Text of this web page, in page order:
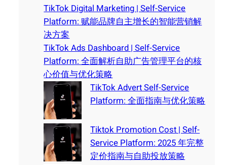
TikTok Digital Marketing | Self-Service
Platform: 赋能品牌自主增长的智能营销解
决方案
TikTok Ads Dashboard | Self-Service
Platform: 全面解析自助广告管理平台的核
心价值与优化策略
TikTok Advert Self-Service
Platform: 全面指南与优化策略
Tiktok Promotion Cost | Self-
Service Platform: 2025 年完整
定价指南与自助投放策略